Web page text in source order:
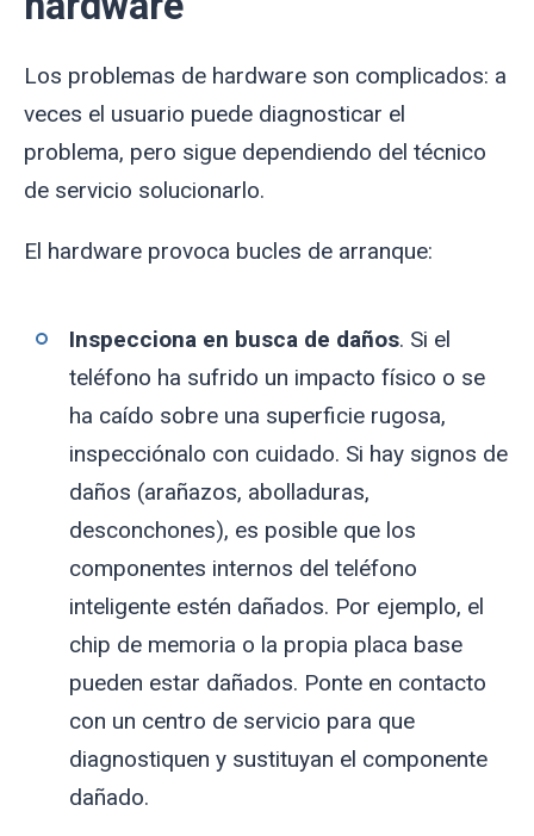
Los problemas de hardware son complicados: a
veces el usuario puede diagnosticar el
problema, pero sigue dependiendo del técnico
de servicio solucionarlo.
El hardware provoca bucles de arranque:
Inspecciona en busca de daños. Si el
teléfono ha sufrido un impacto físico o se
ha caído sobre una superficie rugosa,
inspecciónalo con cuidado. Si hay signos de
daños (arañazos, abolladuras,
desconchones), es posible que los
componentes internos del teléfono
inteligente estén dañados. Por ejemplo, el
chip de memoria o la propia placa base
pueden estar dañados. Ponte en contacto
con un centro de servicio para que
diagnostiquen y sustituyan el componente
dañado.